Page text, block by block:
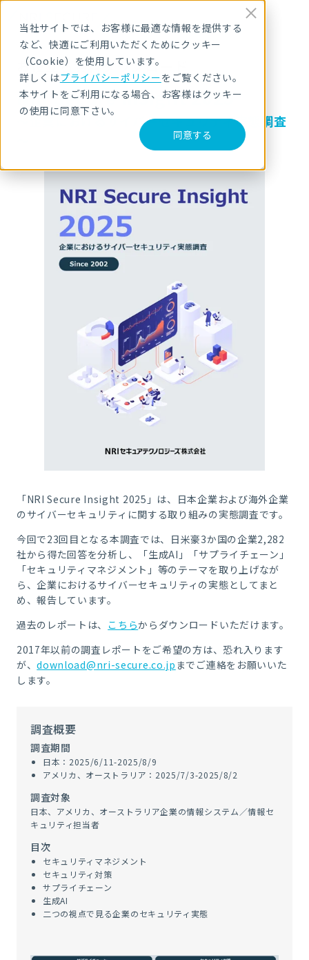
当社サイトでは、お客様に最適な情報を提供する
など、快適にご利用いただくためにクッキー
（Cookie）を使用しています。
詳しくはプライバシーポリシーをご覧ください。
本サイトをご利用になる場合、お客様はクッキー
の使用に同意下さい。
同意する
お役立ち資料ダウンロード
NRI Secure Insight 2025
～企業におけるサイバーセキュリティ実態調査
「NRI Secure Insight 2025」は、日本企業および海外企業
のサイバーセキュリティに関する取り組みの実態調査です。
今回で23回目となる本調査では、日米豪3か国の企業2,282
社から得た回答を分析し、「生成AI」「サプライチェーン」
「セキュリティマネジメント」等のテーマを取り上げなが
ら、企業におけるサイバーセキュリティの実態としてまと
め、報告しています。
過去のレポートは、 こちらからダウンロードいただけます。
2017年以前の調査レポートをご希望の方は、恐れ入ります
が、download@nri-secure.co.jp までご連絡をお願いいた
します。
調査概要
調査期間
日本：2025/6/11-2025/8/9
アメリカ、オーストラリア：2025/7/3-2025/8/2
調査対象
日本、アメリカ、オーストラリア企業の情報システム／情報セ
キュリティ担当者
目次
セキュリティマネジメント
セキュリティ対策
サプライチェーン
生成AI
二つの視点で見る企業のセキュリティ実態